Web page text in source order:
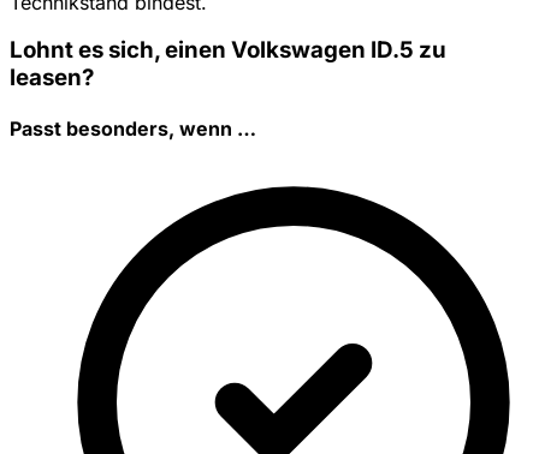
Lohnt es sich, einen Volkswagen ID.5 zu
leasen?
Passt besonders, wenn …